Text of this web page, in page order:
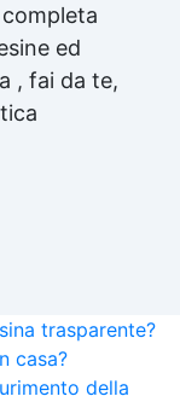
ed
, fai da te,
trasparente?
casa?
della